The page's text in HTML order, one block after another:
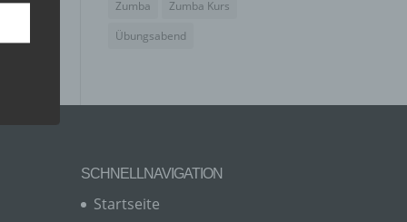
Zumba
Zumba Kurs
Übungsabend
SCHNELLNAVIGATION
Startseite